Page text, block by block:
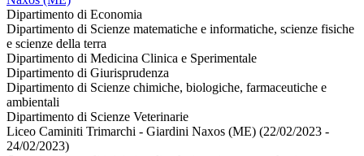
Dipartimento di Economia
Dipartimento di Scienze matematiche e informatiche, scienze fisiche
e scienze della terra
Dipartimento di Medicina Clinica e Sperimentale
Dipartimento di Giurisprudenza
Dipartimento di Scienze chimiche, biologiche, farmaceutiche e
ambientali
Dipartimento di Scienze Veterinarie
Liceo Caminiti Trimarchi - Giardini Naxos (ME) (22/02/2023 -
24/02/2023)